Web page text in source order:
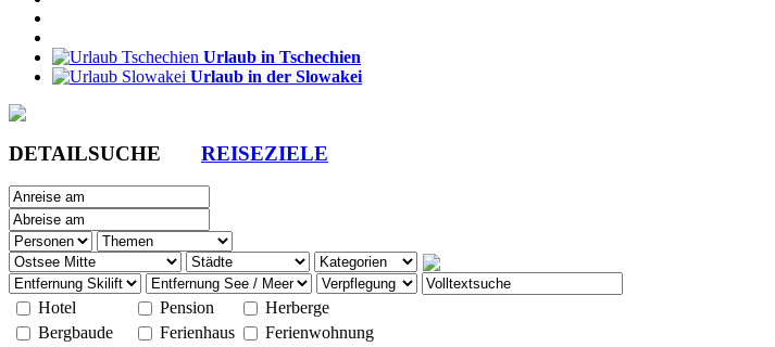
Urlaub in Tschechien
Urlaub in der Slowakei
DETAILSUCHE REISEZIELE
Hotel Pension
Herberge
Bergbaude
Ferienhaus
Ferienwohnung